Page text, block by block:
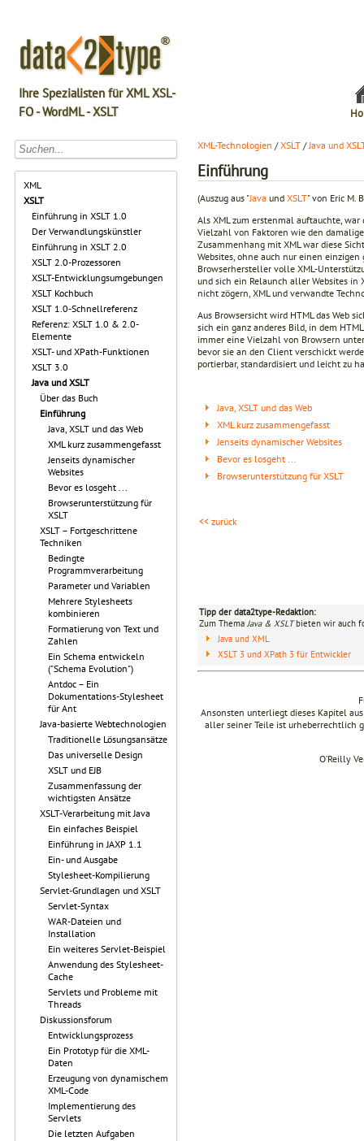
Ihre Spezialisten für XML XSL-
FO - WordML - XSLT
XML
XSLT
Einführung in XSLT 1.0
Der Verwandlungskünstler
Einführung in XSLT 2.0
XSLT 2.0-Prozessoren
XSLT-Entwicklungsumgebungen
XSLT Kochbuch
XSLT 1.0-Schnellreferenz
Referenz: XSLT 1.0 & 2.0-
Elemente
XSLT- und XPath-Funktionen
XSLT 3.0
Java und XSLT
Über das Buch
Einführung
Java, XSLT und das Web
XML kurz zusammengefasst
Jenseits dynamischer
Websites
Bevor es losgeht ...
Browserunterstützung für
XSLT
XSLT – Fortgeschrittene
Techniken
Bedingte
Programmverarbeitung
Parameter und Variablen
Mehrere Stylesheets
kombinieren
Formatierung von Text und
Zahlen
Ein Schema entwickeln
("Schema Evolution")
Antdoc – Ein
Dokumentations-Stylesheet
für Ant
Java-basierte Webtechnologien
Traditionelle Lösungsansätze
Das universelle Design
XSLT und EJB
Zusammenfassung der
wichtigsten Ansätze
XSLT-Verarbeitung mit Java
Ein einfaches Beispiel
Einführung in JAXP 1.1
Ein- und Ausgabe
Stylesheet-Kompilierung
Servlet-Grundlagen und XSLT
Servlet-Syntax
WAR-Dateien und
Installation
Ein weiteres Servlet-Beispiel
Anwendung des Stylesheet-
Cache
Servlets und Probleme mit
Threads
Diskussionsforum
Entwicklungsprozess
Ein Prototyp für die XML-
Daten
Erzeugung von dynamischem
XML-Code
Implementierung des
Servlets
Die letzten Aufgaben
XML-Technologien /XSLT /Java und
Einführung
(Auszug aus "Java und XSLT" von Eric M.
Als XML zum erstenmal auftauchte,
Vielzahl von Faktoren wie den
Zusammenhang mit XML war diese
Websites, ohne auch nur einen
Browserhersteller volle XML-
und sich ein Relaunch aller Websites
nicht zögern, XML und verwandte
Aus Browsersicht wird HTML das Web
sich ein ganz anderes Bild, in dem
immer eine Vielzahl von Browsern
bevor sie an den Client verschickt
portierbar, standardisiert und leicht zu
Java, XSLT und das Web
XML kurz zusammengefasst
Jenseits dynamischer Websites
Bevor es losgeht ...
Browserunterstützung für XSLT
<< zurück
Tipp der data2type-Redaktion:
Zum ThemaJava & XSLTbieten wir auch
Java und XML
XSLT 3 und XPath 3 für Entwickler
Ansonsten unterliegt dieses Kapitel
aller seiner Teile ist urheberrechtlich
O’Reilly